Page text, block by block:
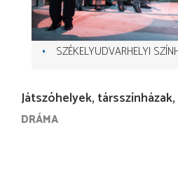
SZÉKELYUDVARHELYI
Játszóhelyek,
DRÁMA